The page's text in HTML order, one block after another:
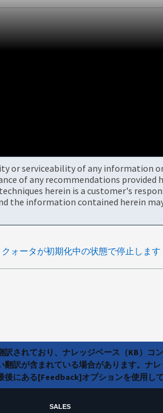
or serviceability of any information
of any recommendations
herein is a customer's
information contained herein
クォータが初期化中の状態で停止します
されており、ナレッジベース（KB）
訳が含まれている場合があります。ナ
にある[Feedback]オプションを使用して
SALES